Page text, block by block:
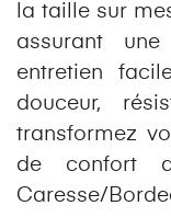
la taille sur
assurant
entretien
douceur,
transformez
de confort
Caresse/